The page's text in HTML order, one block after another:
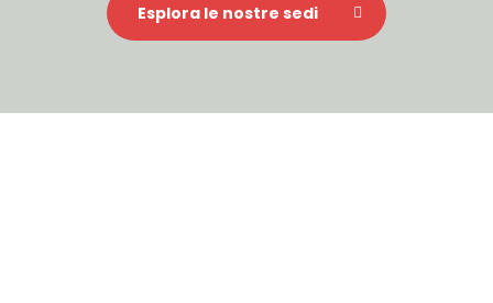
Esplora le nostre sedi